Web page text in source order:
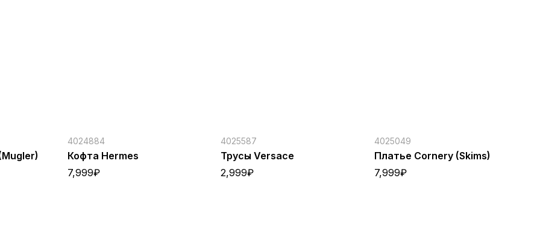
4024884
Кофта Hermes
7,999₽
4025587
Трусы Versace
2,999₽
4025049
Платье Cornery (Skims)
7,999₽